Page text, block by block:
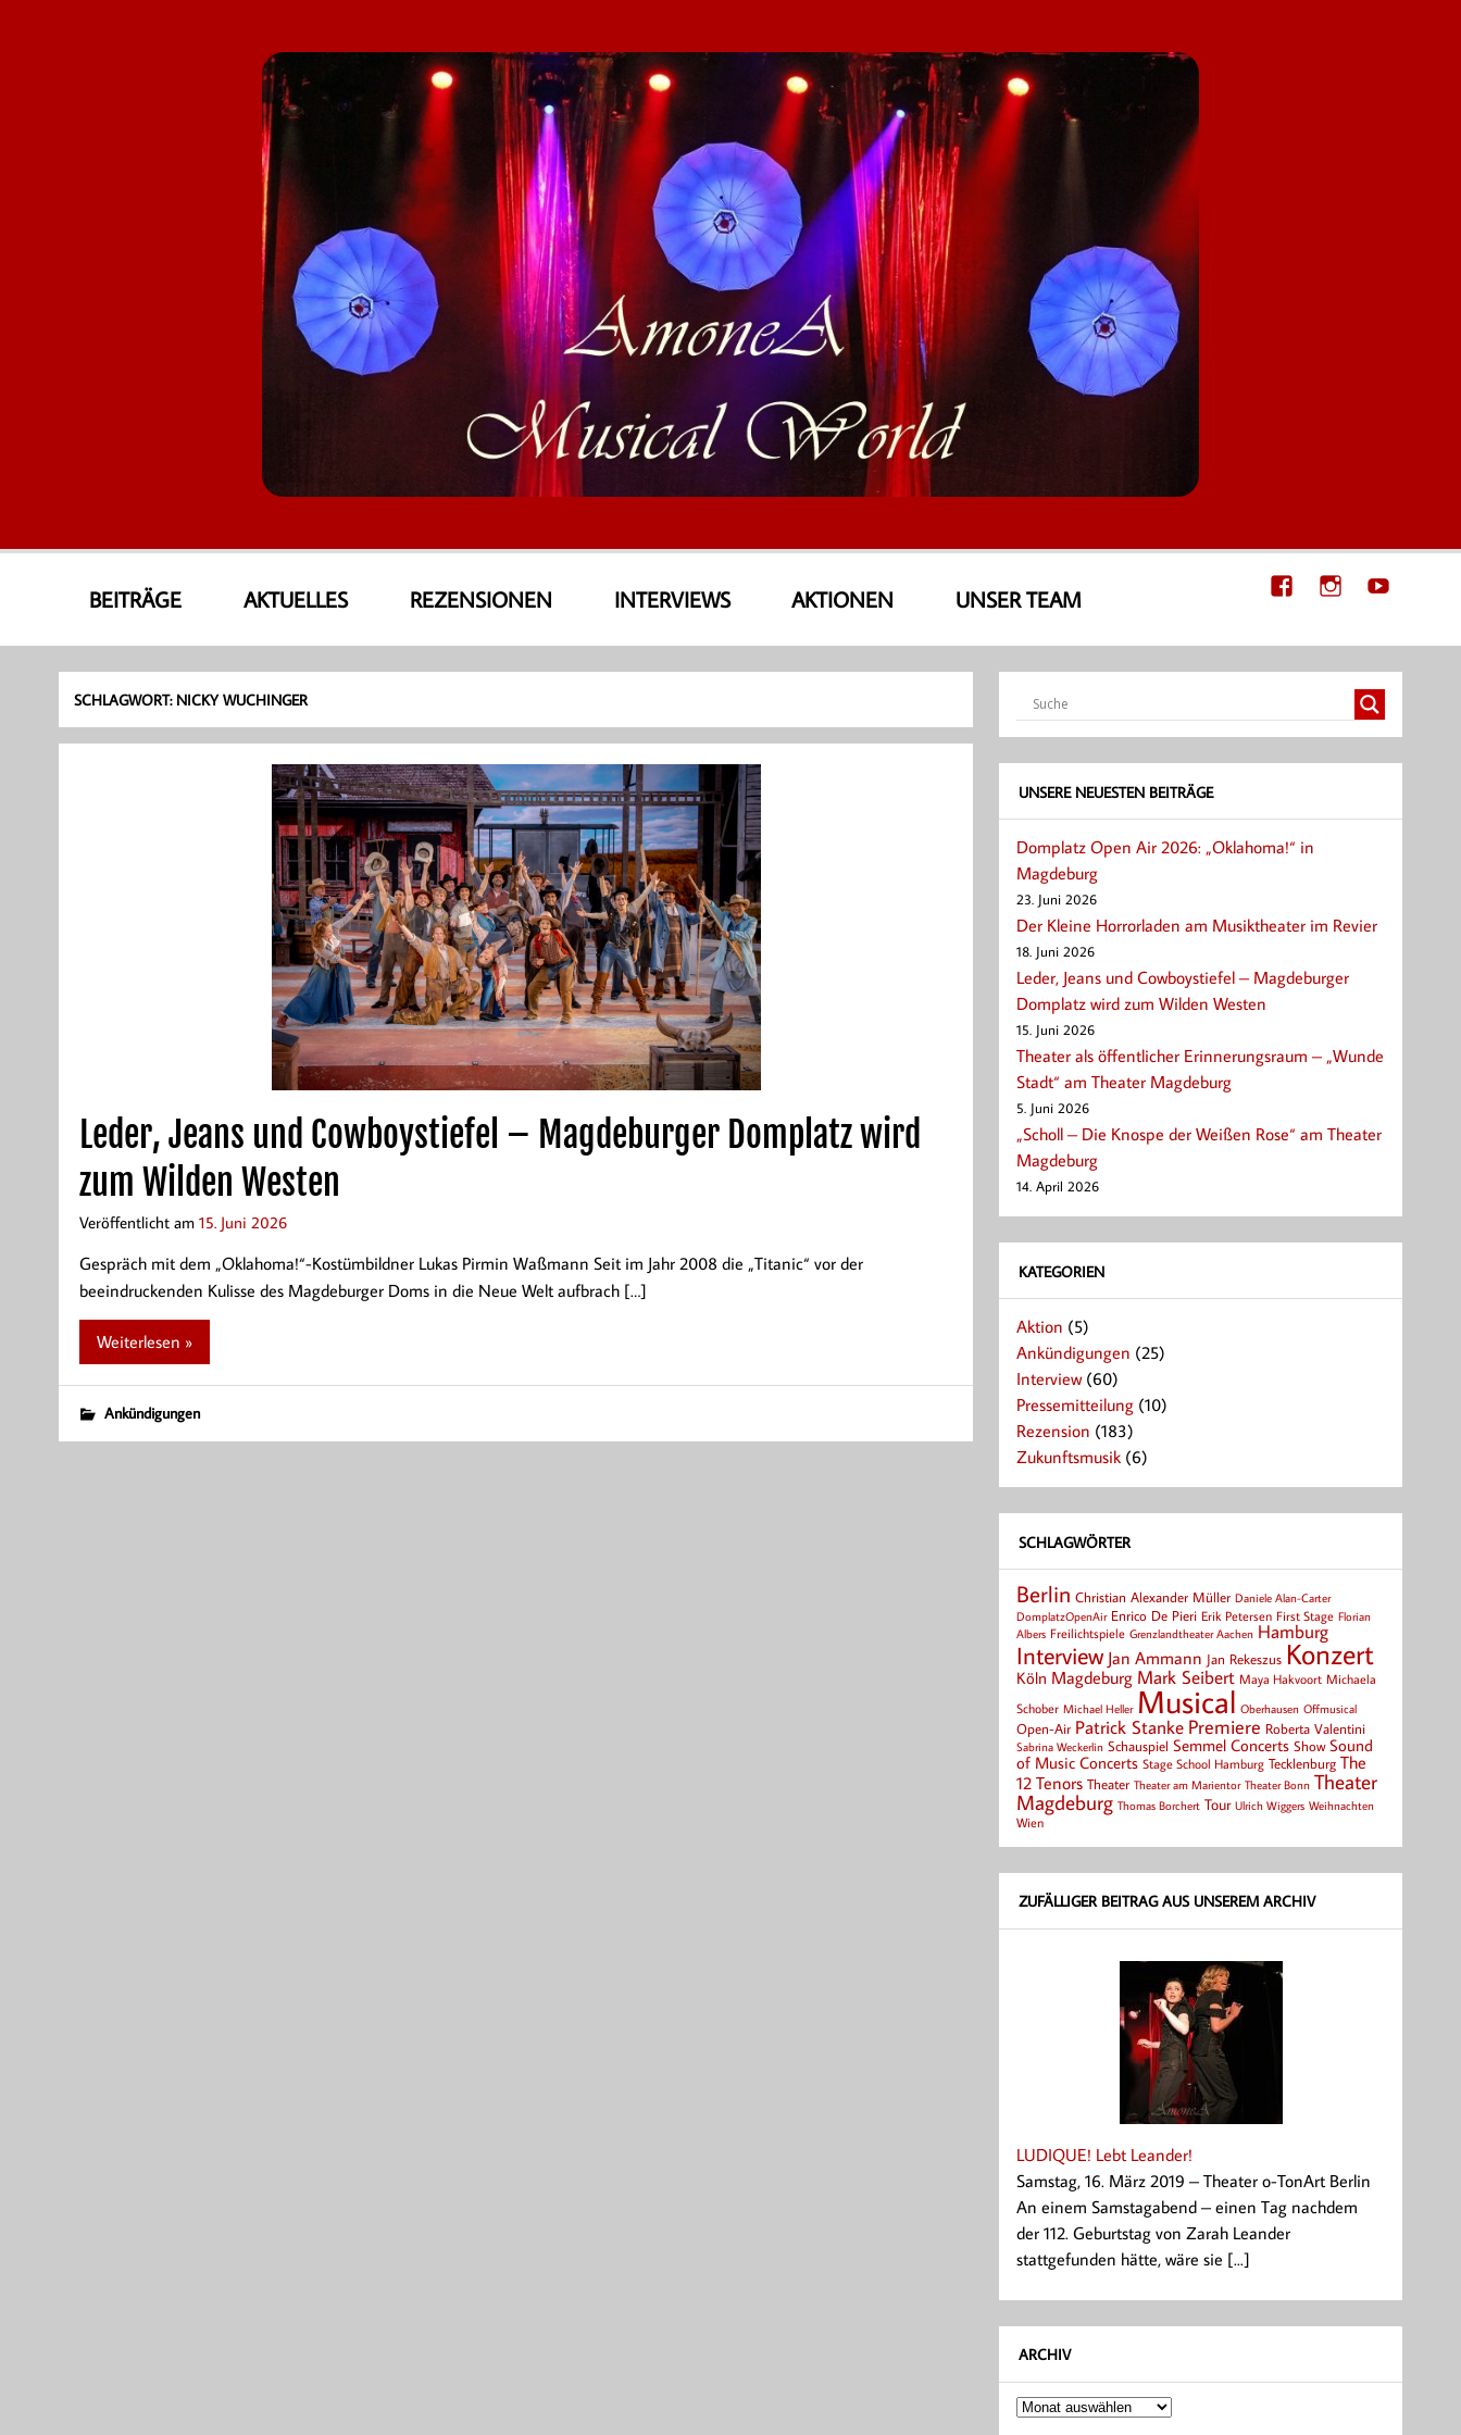
BEITRÄGE AKTUELLES REZENSIONEN INTERVIEWS AKTIONEN UNSER TEAM
SCHLAGWORT: NICKY WUCHINGER
Leder, Jeans und Cowboystiefel – Magdeburger Domplatz wird
zum Wilden Westen
Veröffentlicht am 15. Juni 2026
Gespräch mit dem „Oklahoma!“-Kostümbildner Lukas Pirmin Waßmann Seit im Jahr 2008 die „Titanic“ vor der
beeindruckenden Kulisse des Magdeburger Doms in die Neue Welt aufbrach […]
Weiterlesen »
Ankündigungen
UNSERE NEUESTEN BEITRÄGE
Domplatz Open Air 2026: „Oklahoma!“ in
Magdeburg
23. Juni 2026
Der Kleine Horrorladen am Musiktheater im Revier
18. Juni 2026
Leder, Jeans und Cowboystiefel – Magdeburger
Domplatz wird zum Wilden Westen
15. Juni 2026
Theater als öffentlicher Erinnerungsraum – „Wunde
Stadt“ am Theater Magdeburg
5. Juni 2026
„Scholl – Die Knospe der Weißen Rose“ am Theater
Magdeburg
14. April 2026
KATEGORIEN
Aktion (5)
Ankündigungen (25)
Interview(60)
Pressemitteilung (10)
Rezension (183)
Zukunftsmusik (6)
SCHLAGWÖRTER
Berlin Christian Alexander Müller Daniele Alan-Carter
DomplatzOpenAir Enrico De Pieri Erik Petersen First Stage Florian
Albers Freilichtspiele Grenzlandtheater Aachen Hamburg
Interview Jan Ammann Jan Rekeszus Konzert
Köln Magdeburg Mark Seibert Maya Hakvoort Michaela
Schober Michael Heller Musical Oberhausen Offmusical
Open-Air Patrick Stanke Premiere Roberta Valentini
Sabrina Weckerlin Schauspiel Semmel Concerts Show Sound
of Music Concerts Stage School Hamburg Tecklenburg The
12 Tenors Theater Theater am Marientor Theater Bonn Theater
Magdeburg Thomas Borchert Tour Ulrich Wiggers Weihnachten
Wien
ZUFÄLLIGER BEITRAG AUS UNSEREM ARCHIV
LUDIQUE! Lebt Leander!
Samstag, 16. März 2019 – Theater o-TonArt Berlin
An einem Samstagabend – einen Tag nachdem
der 112. Geburtstag von Zarah Leander
stattgefunden hätte, wäre sie [...]
ARCHIV
Archiv